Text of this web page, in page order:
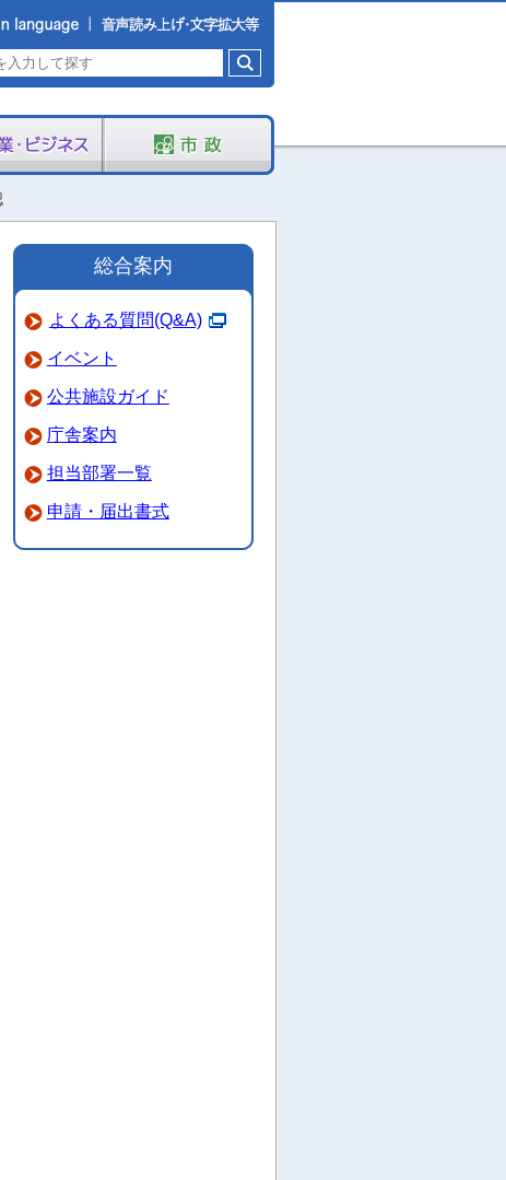
総合案内
よくある質問(Q&A)
イベント
公共施設ガイド
庁舎案内
担当部署一覧
申請・届出書式